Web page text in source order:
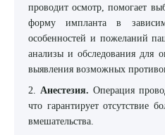
проводит осмотр, помогает
форму импланта в
особенностей и пожеланий
анализы и обследования для
выявления возможных
2. Анестезия.Операция
что гарантирует отсутствие
вмешательства.